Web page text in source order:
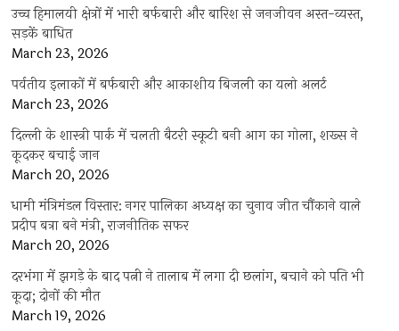
उच्च हिमालयी क्षेत्रों में भारी बर्फबारी और बारिश से जनजीवन अस्त-व्यस्त,
सड़कें बाधित
March 23, 2026
पर्वतीय इलाकों में बर्फबारी और आकाशीय बिजली का यलो अलर्ट
March 23, 2026
दिल्ली के शास्त्री पार्क में चलती बैटरी स्कूटी बनी आग का गोला, शख्स ने
कूदकर बचाई जान
March 20, 2026
धामी मंत्रिमंडल विस्तार: नगर पालिका अध्यक्ष का चुनाव जीत चौंकाने वाले
प्रदीप बत्रा बने मंत्री, राजनीतिक सफर
March 20, 2026
दरभंगा में झगड़े के बाद पत्नी ने तालाब में लगा दी छलांग, बचाने को पति भी
कूदा; दोनों की मौत
March 19, 2026